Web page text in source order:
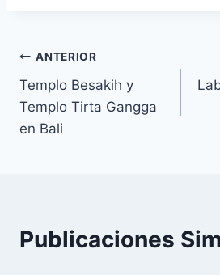
Navegación
de
entradas
ANTERIOR
Templo Besakih y
Templo Tirta Gangga
en Bali
Publicaciones